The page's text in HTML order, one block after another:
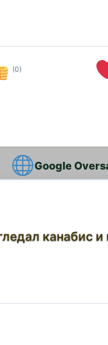
(0)
Google
канабис